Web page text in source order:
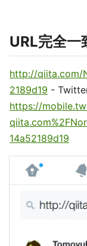
URL完全一
http://qiita.com/
2189d19 -
https://
14a52189d19